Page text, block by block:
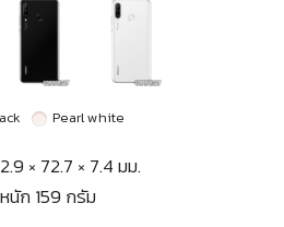
Pearl white
× 72.7 × 7.4 มม.
นัก 159 กรัม